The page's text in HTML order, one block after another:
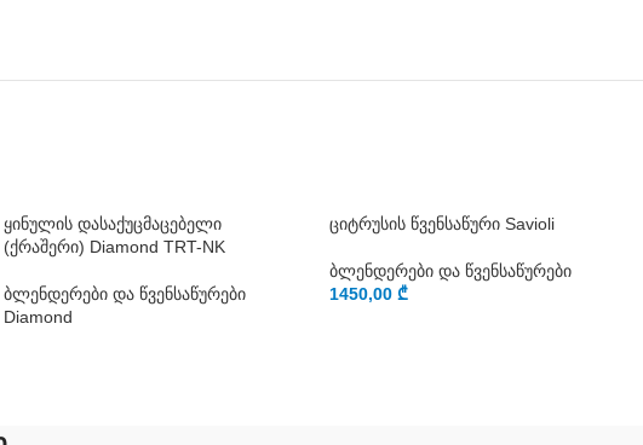
ყინულის დასაქუცმაცებელი
(ქრაშერი) Diamond TRT-NK
ბლენდერები და წვენსაწურები
Diamond
ციტრუსის წვენსაწური Savioli
ბლენდერები და წვენსაწურები
1450,00₾